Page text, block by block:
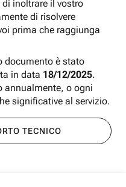
inoltrare il vostro
di risolvere
prima che raggiunga
documento è stato
in data 18/12/2025.
annualmente, o ogni
significative al servizio.
TECNICO